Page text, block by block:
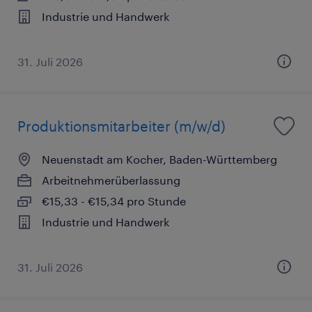
Industrie und Handwerk
31. Juli 2026
Produktionsmitarbeiter (m/w/d)
Neuenstadt am Kocher, Baden-Württemberg
Arbeitnehmerüberlassung
€15,33 - €15,34 pro Stunde
Industrie und Handwerk
31. Juli 2026